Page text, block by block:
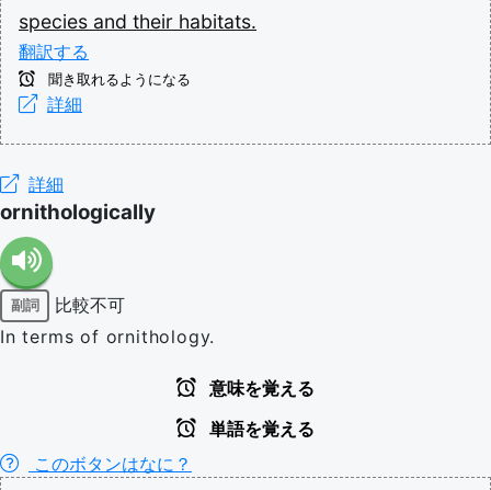
species and their habitats.
翻訳する
聞き取れるようになる
詳細
詳細
ornithologically
副詞
比較不可
In terms of ornithology.
意味を覚える
単語を覚える
このボタンはなに？